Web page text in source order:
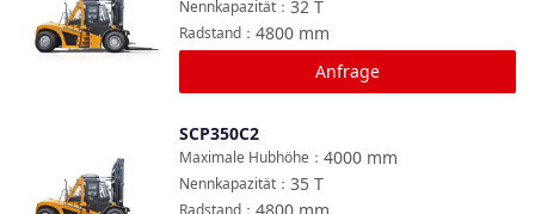
32 T
Nennkapazität ：
4800 mm
Radstand ：
Anfrage
SCP350C2
4000 mm
Maximale Hubhöhe ：
35 T
Nennkapazität ：
Radstand ：